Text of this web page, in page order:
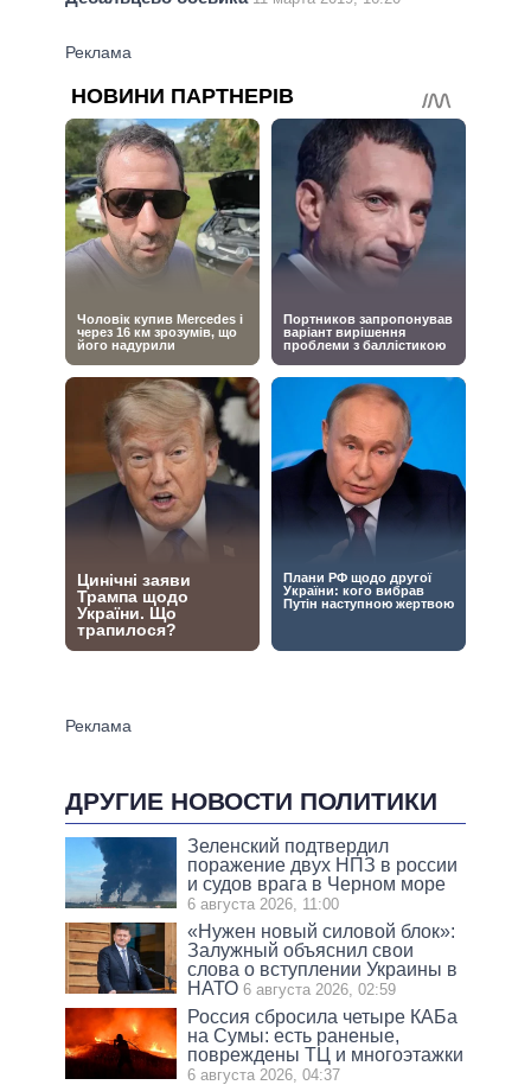
ДРУГИЕ НОВОСТИ ПОЛИТИКИ
Зеленский подтвердил
поражение двух НПЗ в россии
и судов врага в Черном море
6 августа 2026, 11:00
«Нужен новый силовой блок»:
Залужный объяснил свои
слова о вступлении Украины в
НАТО 6 августа 2026, 02:59
Россия сбросила четыре КАБа
на Сумы: есть раненые,
повреждены ТЦ и многоэтажки
6 августа 2026, 04:37